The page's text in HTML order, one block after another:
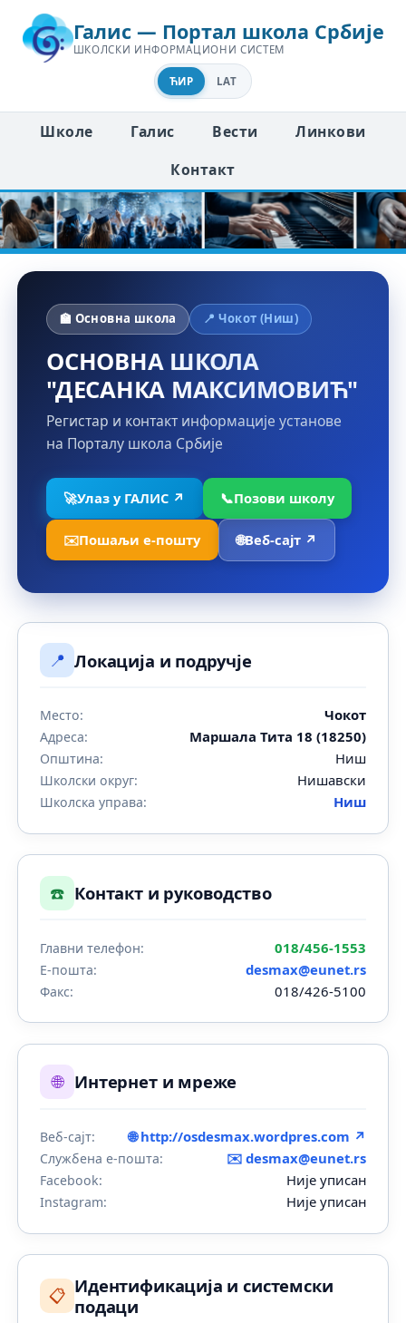
Галис — Портал школа Србије
ШКОЛСКИ ИНФОРМАЦИОНИ СИСТЕМ
ЋИР LAT
Школе Галис Вести
Линкови
Контакт
🏫 Основна школа 📍 Чокот (Ниш)
ОСНОВНА ШКОЛА
"ДЕСАНКА МАКСИМОВИЋ"
Регистар и контакт информације установе
на Порталу школа Србије
🚀Улаз у ГАЛИС ↗ 📞Позови школу
✉️Пошаљи е-пошту 🌐Веб-сајт ↗
📍 Локација и подручје
Место: Чокот
Адреса: Mаршала Тита 18 (18250)
Општина: Ниш
Школски округ: Нишавски
Школска управа: Ниш
☎️ Контакт и руководство
Главни телефон: 018/456-1553
Е-пошта: desmax@eunet.rs
Факс: 018/426-5100
🌐 Интернет и мреже
Веб-сајт: 🌐 http://osdesmax.wordpres.com ↗
Службена е-пошта: ✉️ desmax@eunet.rs
Facebook: Није уписан
Instagram: Није уписан
📋 Идентификација и системски
подаци